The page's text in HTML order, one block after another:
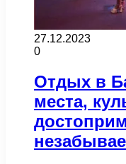
27.12.2023
0
Отдых в
места,